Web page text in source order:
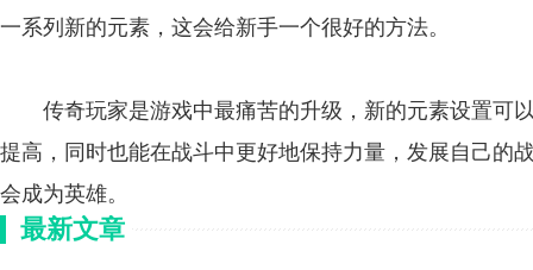
一系列新的元素，这会给新手一个很好的方法。
传奇玩家是游戏中最痛苦的升级，新的元素设置可
提高，同时也能在战斗中更好地保持力量，发展自己的
会成为英雄。
最新文章